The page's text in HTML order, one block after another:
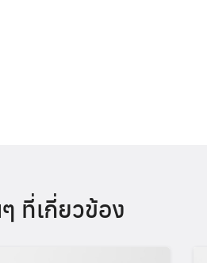
ที่เกี่ยวข้อง